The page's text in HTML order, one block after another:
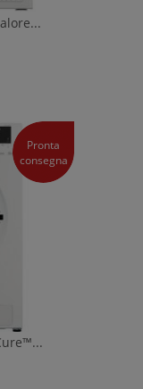
Pronta
consegna